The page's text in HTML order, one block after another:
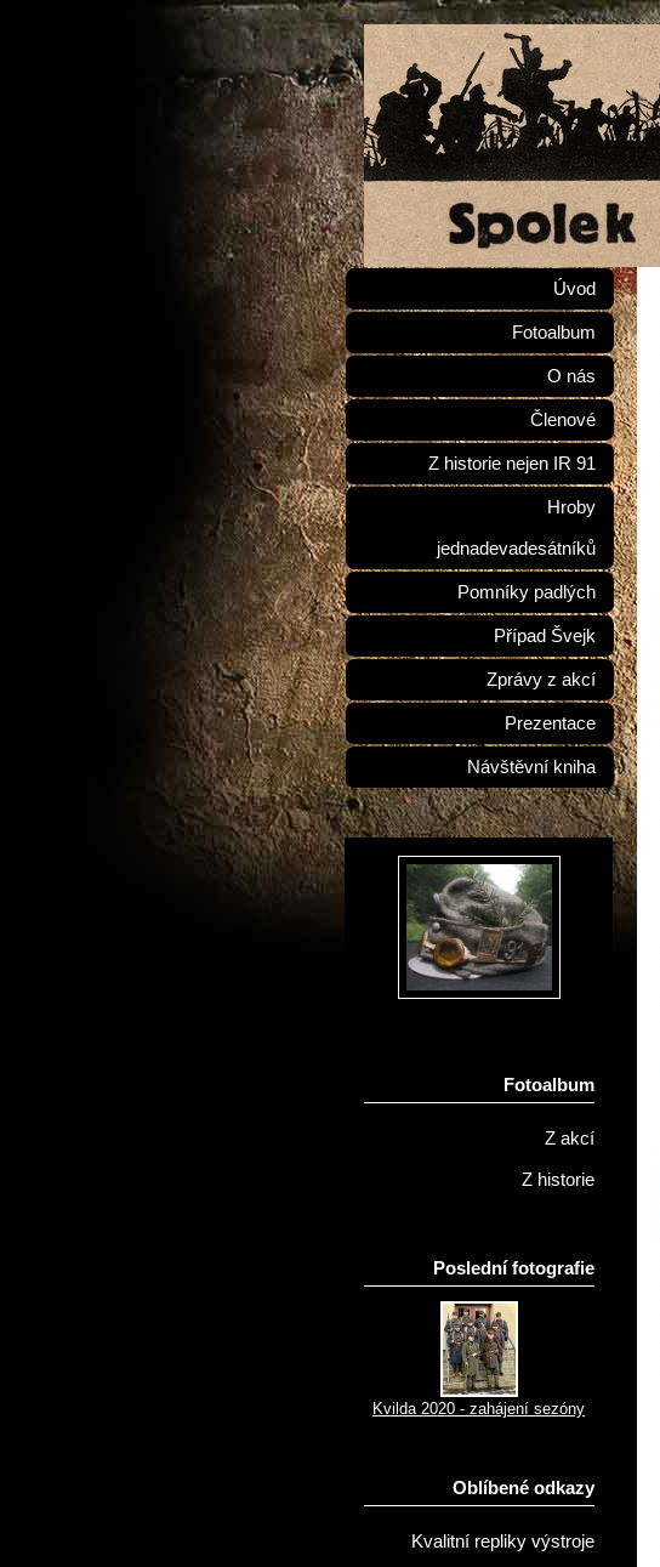
Úvod
Fotoalbum
O nás
Členové
Z historie nejen IR 91
Hroby
jednadevadesátníků
Pomníky padlých
Případ Švejk
Zprávy z akcí
Prezentace
Návštěvní kniha
Fotoalbum
Z akcí
Z historie
Poslední fotografie
Kvilda 2020 - zahájení sezóny
Oblíbené odkazy
Kvalitní repliky výstroje